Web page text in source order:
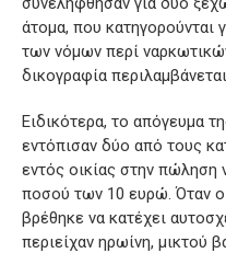
άτομα, που κατηγορούνται
των νόμων περί
δικογραφία
Ειδικότερα, το απόγευμα
εντόπισαν δύο από τους
εντός οικίας στην πώληση
ποσού των 10 ευρώ. Όταν ο
βρέθηκε να κατέχει
περιείχαν ηρωίνη, μικτού